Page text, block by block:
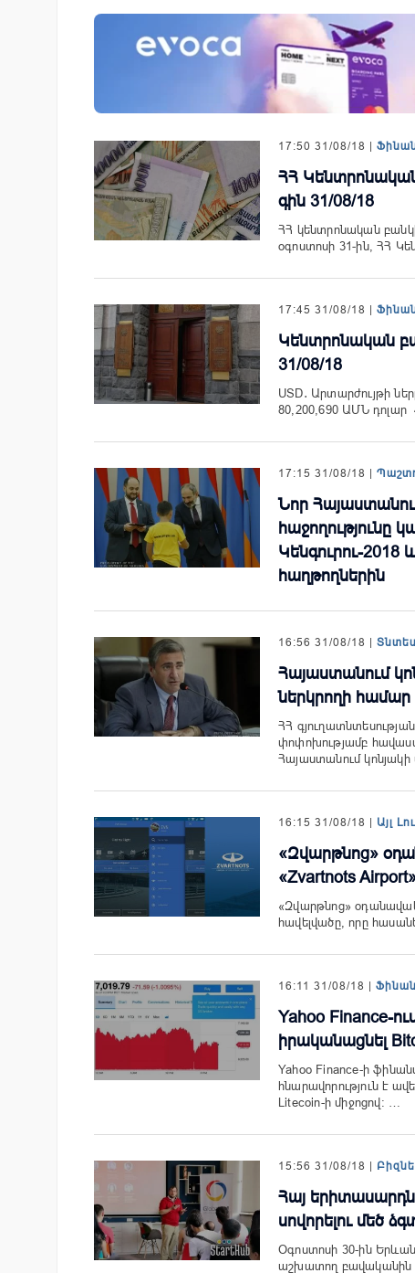
17:50 31/08/18 |
ՀՀ
գին 31/08/18
ՀՀ կենտրոնական
օգոստոսի 31-ին, ՀՀ
17:45 31/08/18 |
Կենտրոնական
31/08/18
USD․ Արտարժույթի
80,200,690 ԱՄՆ
17:15 31/08/18 |
Նոր
հաջողությունը
Կենգուրու-2018
հաղթողներին
16:56 31/08/18 |
Հայաստանում
ներկրողի
ՀՀ
փոփոխությամբ
Հայաստանում
16:15 31/08/18 | Այլ
«Զվարթնոց»
«Zvartnots
«Զվարթնոց»
հավելվածը, որը
16:11 31/08/18 |
Yahoo Finance-
իրականացնել
Yahoo Finance-ի
հնարավորություն է
Litecoin-ի միջոցով։ …
15:56 31/08/18 |
Հայ
սովորելու մեծ
Օգոստոսի 30-ին
աշխատող բավականին
Ստարտափ
«Շտապ հաստատեք քարտի
ամրագրման հետ կապված
զեղծարարությունների մասին